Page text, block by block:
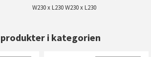
W230 x L230 W230 x L230
produkter i kategorien